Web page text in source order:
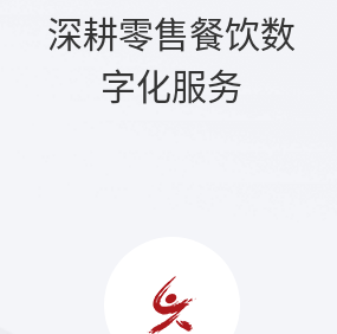
深耕零售餐饮数
字化服务